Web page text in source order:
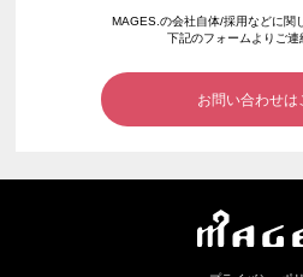
MAGES.の会社自体/採用などに関
下記のフォームよりご連
お問い合わせは